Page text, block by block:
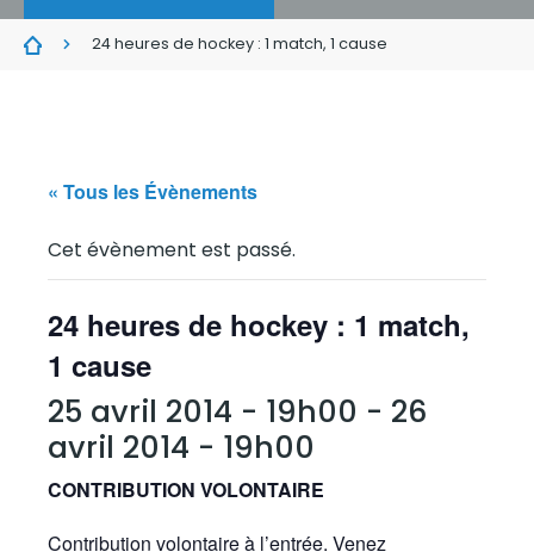
24 heures de hockey : 1 match, 1 cause
« Tous les Évènements
Cet évènement est passé.
24 heures de hockey : 1 match,
1 cause
25 avril 2014 - 19h00 - 26
avril 2014 - 19h00
CONTRIBUTION VOLONTAIRE
Contribution volontaire à l’entrée. Venez